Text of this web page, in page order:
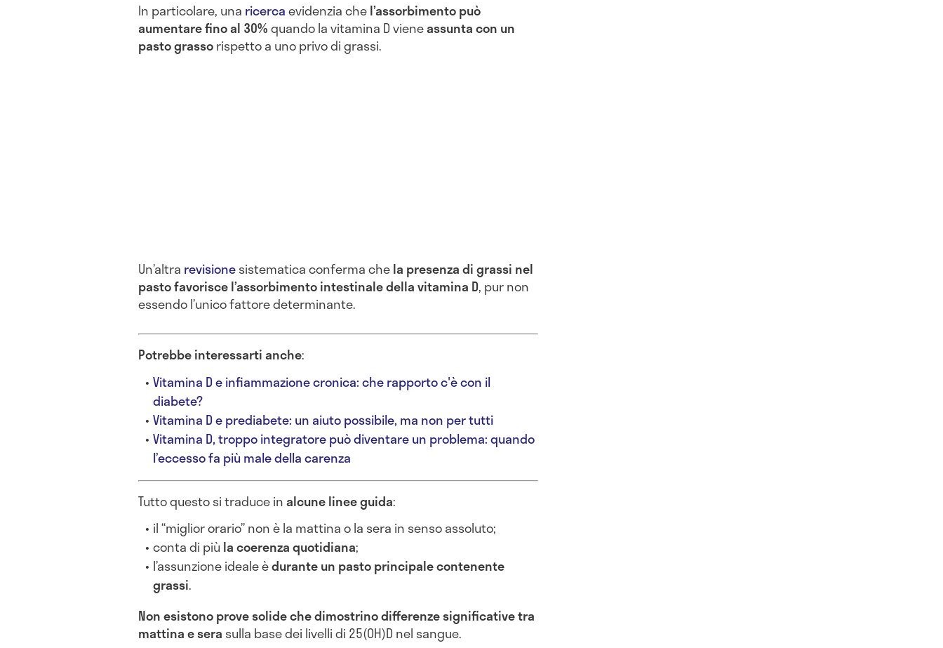
In particolare, una ricercaevidenzia chel’assorbimento può
aumentare fino al 30%quando la vitamina D vieneassunta con un
pasto grassorispetto a uno privo di grassi.
Un’altra revisionesistematica conferma chela presenza di grassi nel
pastofavorisce l’assorbimento intestinale della vitamina D, pur non
essendo l’unico fattore determinante.
Potrebbe interessarti anche:
Vitamina D e infiammazione cronica: che rapporto c'è con il
diabete?
Vitamina D e prediabete: un aiuto possibile, ma non per tutti
Vitamina D, troppo integratore può diventare un problema: quando
l’eccesso fa più male della carenza
Tutto questo si traduce inalcune linee guida:
il “miglior orario” non è la mattina o la sera in senso assoluto;
conta di più la coerenza quotidiana;
l’assunzione ideale èdurante un pasto principale contenente
grassi.
Non esistono prove solide che dimostrino differenze significative tra
mattina e sera sulla base dei livelli di 25(OH)D nel sangue.